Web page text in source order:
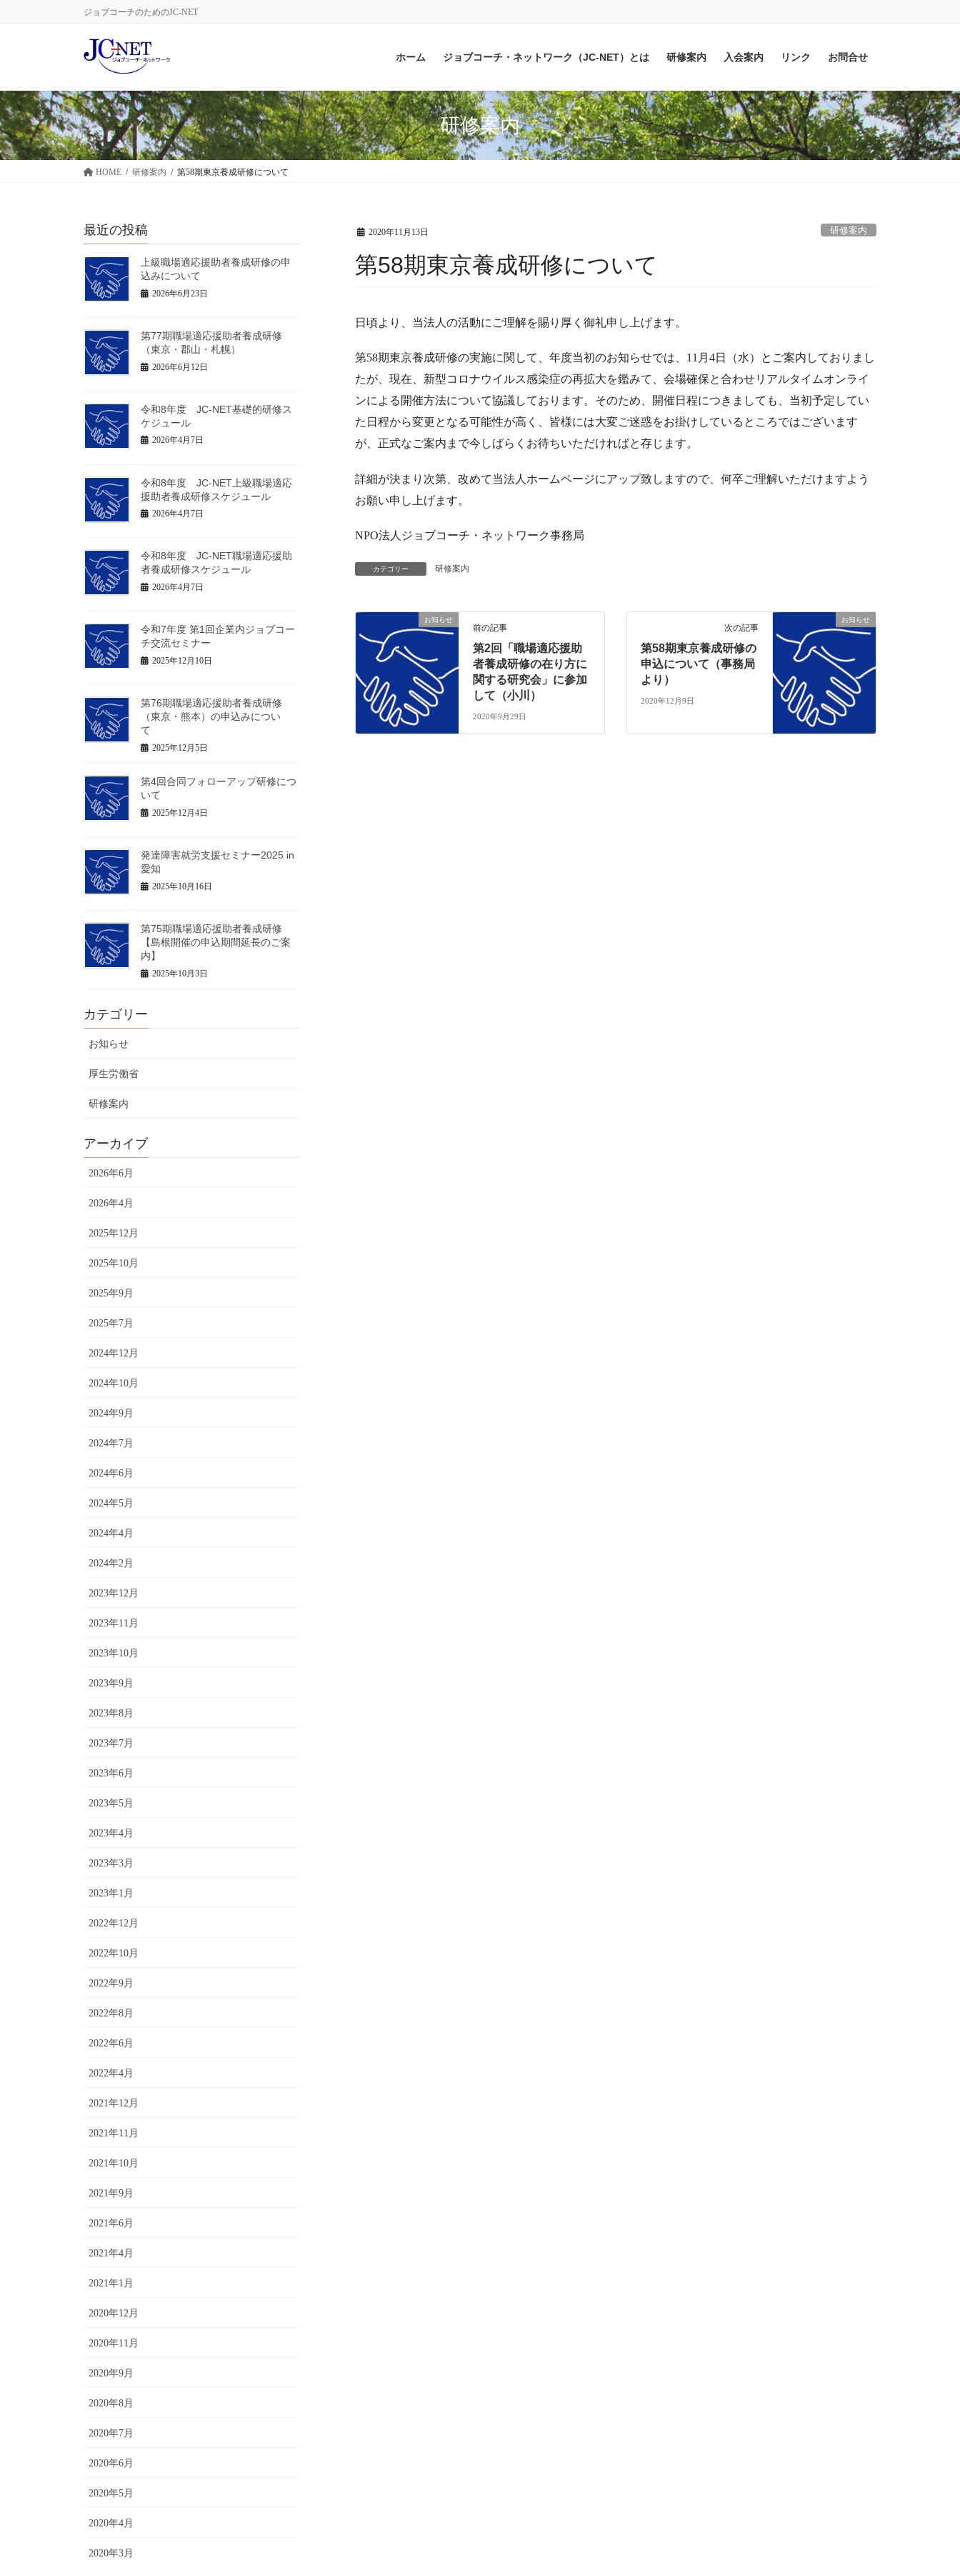
に
移
動
ョ
ン
に
移
動
ジョブコーチのためのJC-NET
ホーム ジョブコーチ・ネットワーク（JC-NET）とは 研修案内 入会案内 リンク お問合せ
研修案内
HOME 研修案内 第58期東京養成研修について
2020年11月13日 研修案内
第58期東京養成研修について
日頃より、当法人の活動にご理解を賜り厚く御礼申し上げます。
第58期東京養成研修の実施に関して、年度当初のお知らせでは、11月4日（水）とご案内しておりまし
たが、現在、新型コロナウイルス感染症の再拡大を鑑みて、会場確保と合わせリアルタイムオンライ
ンによる開催方法について協議しております。そのため、開催日程につきましても、当初予定してい
た日程から変更となる可能性が高く、皆様には大変ご迷惑をお掛けしているところではございます
が、正式なご案内まで今しばらくお待ちいただければと存じます。
詳細が決まり次第、改めて当法人ホームページにアップ致しますので、何卒ご理解いただけますよう
お願い申し上げます。
NPO法人ジョブコーチ・ネットワーク事務局
カテゴリー 研修案内
お知らせ
前の記事
第2回「職場適応援助
者養成研修の在り方に
関する研究会」に参加
して（小川）
2020年9月29日
お知らせ
次の記事
第58期東京養成研修の
申込について（事務局
より）
2020年12月9日
最近の投稿
上級職場適応援助者養成研修の申
込みについて
2026年6月23日
第77期職場適応援助者養成研修
（東京・郡山・札幌）
2026年6月12日
令和8年度 JC-NET基礎的研修ス
ケジュール
2026年4月7日
令和8年度 JC-NET上級職場適応
援助者養成研修スケジュール
2026年4月7日
令和8年度 JC-NET職場適応援助
者養成研修スケジュール
2026年4月7日
令和7年度 第1回企業内ジョブコー
チ交流セミナー
2025年12月10日
第76期職場適応援助者養成研修
（東京・熊本）の申込みについ
て
2025年12月5日
第4回合同フォローアップ研修につ
いて
2025年12月4日
発達障害就労支援セミナー2025 in
愛知
2025年10月16日
第75期職場適応援助者養成研修
【島根開催の申込期間延長のご案
内】
2025年10月3日
カテゴリー
お知らせ
厚生労働省
研修案内
アーカイブ
2026年6月
2026年4月
2025年12月
2025年10月
2025年9月
2025年7月
2024年12月
2024年10月
2024年9月
2024年7月
2024年6月
2024年5月
2024年4月
2024年2月
2023年12月
2023年11月
2023年10月
2023年9月
2023年8月
2023年7月
2023年6月
2023年5月
2023年4月
2023年3月
2023年1月
2022年12月
2022年10月
2022年9月
2022年8月
2022年6月
2022年4月
2021年12月
2021年11月
2021年10月
2021年9月
2021年6月
2021年4月
2021年1月
2020年12月
2020年11月
2020年9月
2020年8月
2020年7月
2020年6月
2020年5月
2020年4月
2020年3月